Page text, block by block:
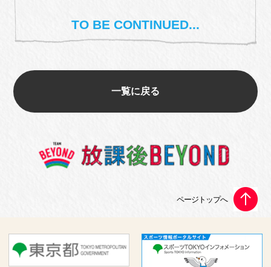
TO BE CONTINUED...
一覧に戻る